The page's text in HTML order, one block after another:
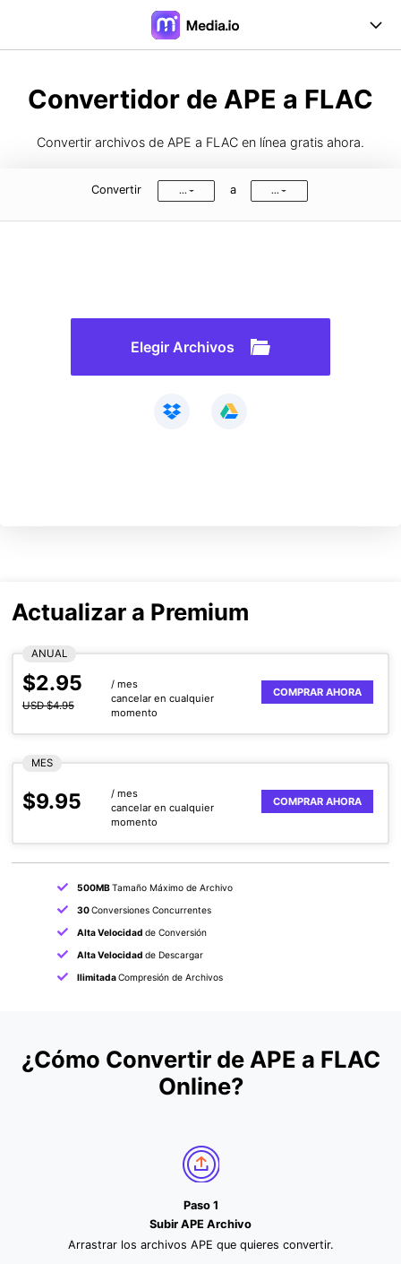
Desktop Herramientas
Formatos de Conversión
Convertidor de APE a FLAC
Convertir archivos de APE a FLAC en línea gratis ahora.
Convertir ... a ...
Elegir Archivos
Actualizar a Premium
ANUAL
$2.95
USD $4.95
/ mes
cancelar en cualquier
momento
COMPRAR AHORA
MES
$9.95
/ mes
cancelar en cualquier
momento
COMPRAR AHORA
500MBTamaño Máximo de Archivo
30Conversiones Concurrentes
Alta Velocidad de Conversión
Alta Velocidad de Descargar
IlimitadaCompresión de Archivos
¿Cómo Convertir de APE a FLAC
Online?
Paso 1
Subir APE Archivo
Arrastrar los archivos APE que quieres convertir.